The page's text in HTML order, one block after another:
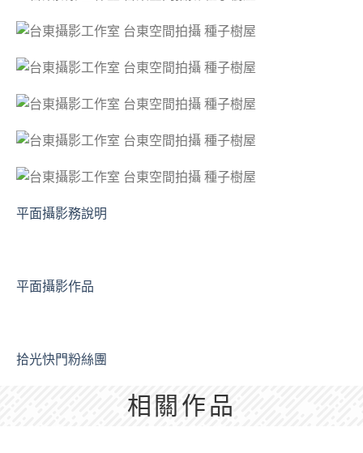
平面攝影務說明
平面攝影作品
拾光快門粉絲團
相關作品